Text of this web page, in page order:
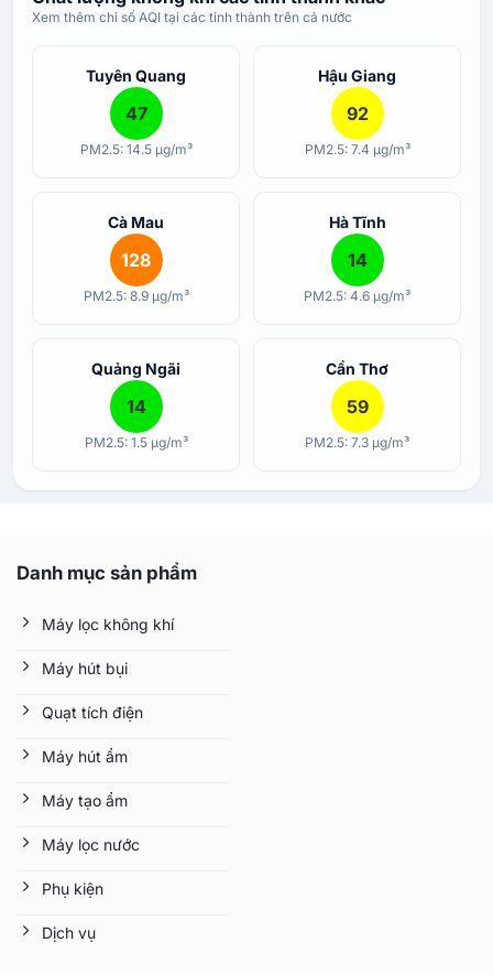
Xem thêm chỉ số AQI tại các tỉnh thành trên cả nước
Tuyên Quang
47
PM2.5: 14.5 µg/m³
Hậu Giang
92
PM2.5: 7.4 µg/m³
Cà Mau
128
PM2.5: 8.9 µg/m³
Hà Tĩnh
14
PM2.5: 4.6 µg/m³
Quảng Ngãi
14
PM2.5: 1.5 µg/m³
Cần Thơ
59
PM2.5: 7.3 µg/m³
Danh mục sản phẩm
Máy lọc không khí
Máy hút bụi
Quạt tích điện
Máy hút ẩm
Máy tạo ẩm
Máy lọc nước
Phụ kiện
Dịch vụ